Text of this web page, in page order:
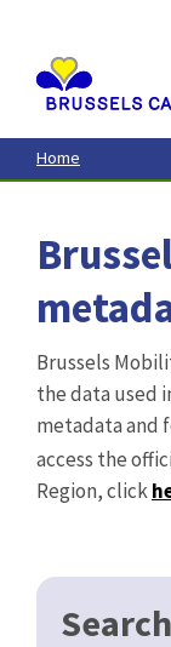
contenu
principal
Home
Brussels
the data used
metadata and
access the
Region, click
Search